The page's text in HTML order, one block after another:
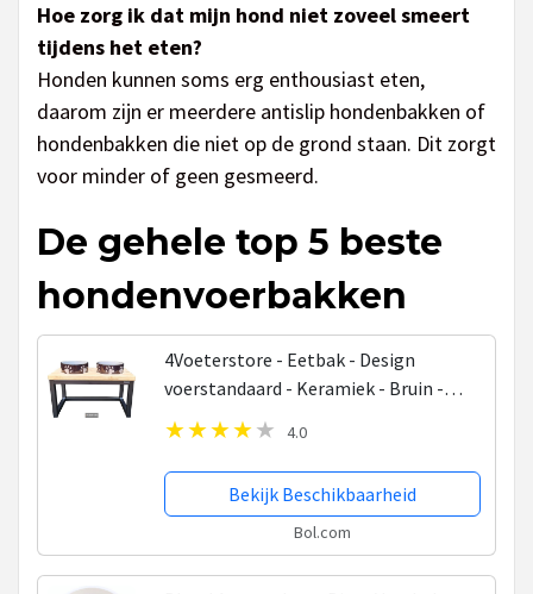
Hoe zorg ik dat mijn hond niet zoveel smeert
tijdens het eten?
Honden kunnen soms erg enthousiast eten,
daarom zijn er meerdere antislip hondenbakken of
hondenbakken die niet op de grond staan. Dit zorgt
voor minder of geen gesmeerd.
De gehele top 5 beste
hondenvoerbakken
4Voeterstore - Eetbak - Design
voerstandaard - Keramiek - Bruin -
Honden voerbak - Industriële voerbak -
Voerstandaard - Voerbak hond met
standaard - Hond -...
4.0
Bekijk Beschikbaarheid
Bol.com